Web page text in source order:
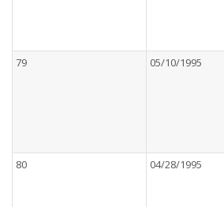
79 05/10/1995
80 04/28/1995